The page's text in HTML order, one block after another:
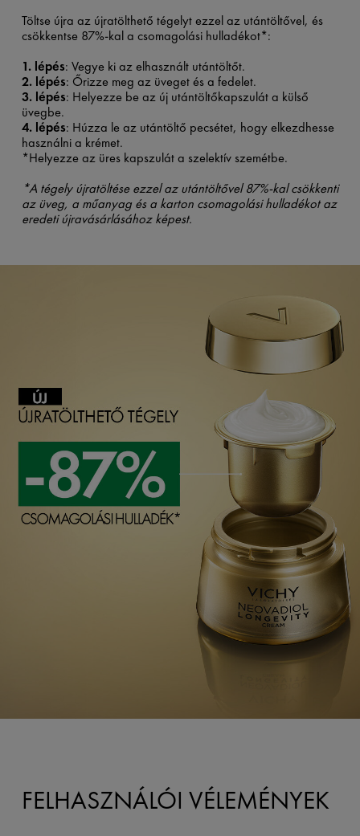
Töltse újra az újratölthető tégelyt ezzel az utántöltővel, és
csökkentse 87%-kal a csomagolási hulladékot*:
1. lépés: Vegye ki az elhasznált utántöltőt.
2. lépés: Őrizze meg az üveget és a fedelet.
3. lépés: Helyezze be az új utántöltőkapszulát a külső
üvegbe.
4. lépés: Húzza le az utántöltő pecsétet, hogy elkezdhesse
használni a krémet.
*Helyezze az üres kapszulát a szelektív szemétbe.
*A tégely újratöltése ezzel az utántöltővel 87%-kal csökkenti
az üveg, a műanyag és a karton csomagolási hulladékot az
eredeti újravásárlásához képest.
FELHASZNÁLÓI VÉLEMÉNYEK